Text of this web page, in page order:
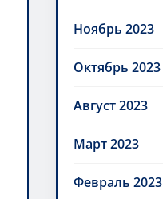
Ноябрь 2023
Октябрь 2023
Август 2023
Март 2023
Февраль 2023